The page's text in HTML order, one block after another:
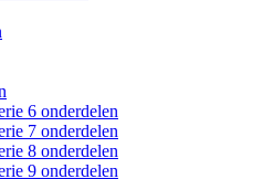
6 onderdelen
7 onderdelen
8 onderdelen
9 onderdelen